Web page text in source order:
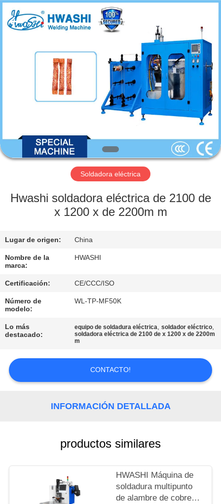
HOGAR
PRODUCTOS
VIAJE
LA
FÁBRICA
CONTROL
DE
ÉNTRENOS
EN
CONTACTO
CON
NOTICIAS
UNA
GUANGDONG
HWASHI
TECHNOLOGY
INC..
Soldadora eléctrica
Hwashi soldadora eléctrica de 2100 de
x 1200 x de 2200m m
Lugar de origen: China
Nombre de la
marca:
HWASHI
Certificación: CE/CCC/ISO
Número de
modelo:
WL-TP-MF50K
Lo más
destacado:
equipo de soldadura eléctrica,soldador eléctrico,
soldadora eléctrica de 2100 de x 1200 x de 2200m
m
CONTACTO!
INFORMACIÓN DETALLADA
productos similares
HWASHI Máquina de
soldadura multipunto
de alambre de cobre